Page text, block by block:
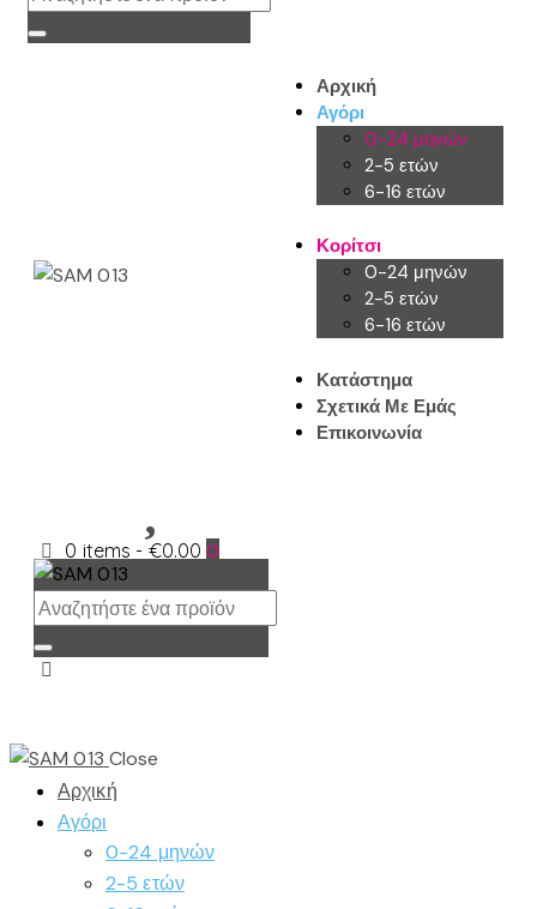
Αρχική
Αγόρι
0-24 μηνών
2-5 ετών
6-16 ετών
Κορίτσι
0-24 μηνών
2-5 ετών
6-16 ετών
Κατάστημα
Σχετικά Με Εμάς
Επικοινωνία
0 items - €0.00 0
Close
Αρχική
Αγόρι
0-24 μηνών
2-5 ετών